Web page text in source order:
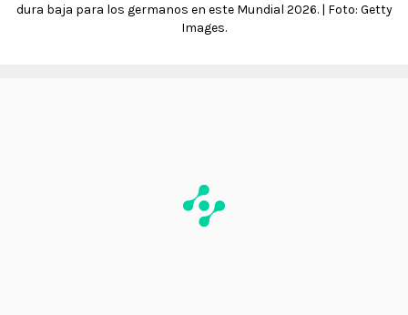
dura baja para los germanos en este Mundial 2026. | Foto: Getty
Images.